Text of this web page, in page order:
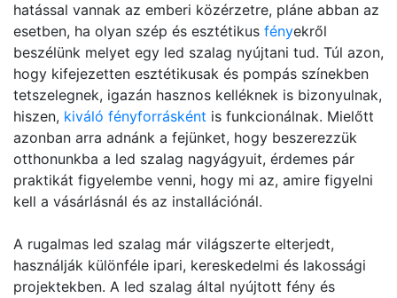
hatással vannak az emberi közérzetre, pláne abban az
esetben, ha olyan szép és esztétikus fényekről
beszélünk melyet egy led szalag nyújtani tud. Túl azon,
hogy kifejezetten esztétikusak és pompás színekben
tetszelegnek, igazán hasznos kelléknek is bizonyulnak,
hiszen, kiváló fényforrásként is funkcionálnak. Mielőtt
azonban arra adnánk a fejünket, hogy beszerezzük
otthonunkba a led szalag nagyágyuit, érdemes pár
praktikát figyelembe venni, hogy mi az, amire figyelni
kell a vásárlásnál és az installációnál.
A rugalmas led szalag már világszerte elterjedt,
használják különféle ipari, kereskedelmi és lakossági
projektekben. A led szalag által nyújtott fény és